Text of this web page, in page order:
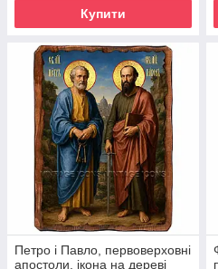
Купити
Петро і Павло, первоверховні
апостоли, ікона на дереві